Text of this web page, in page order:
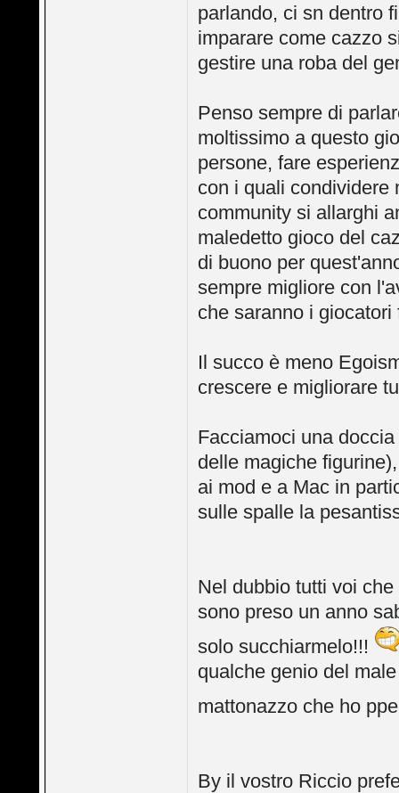
parlando, ci sn dentro
imparare come cazzo
gestire una roba del
Penso sempre di
moltissimo a questo
persone, fare
con i quali condividere
community si allarghi
maledetto gioco del
di buono per
sempre migliore con
che saranno i
Il succo è meno
crescere e migliorare
Facciamoci una
delle magiche
ai mod e a Mac in
sulle spalle la
Nel dubbio tutti voi
sono preso un anno
solo succhiarmelo!!!
qualche genio del
mattonazzo che ho
By il vostro Riccio